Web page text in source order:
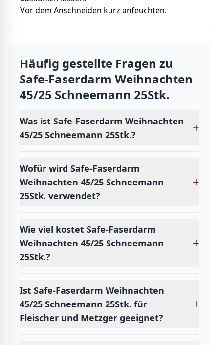
Vor dem Anschneiden kurz anfeuchten.
Häufig gestellte Fragen zu
Safe-Faserdarm Weihnachten
45/25 Schneemann 25Stk.
Was ist Safe-Faserdarm Weihnachten
45/25 Schneemann 25Stk.?
+
Wofür wird Safe-Faserdarm
Weihnachten 45/25 Schneemann
25Stk. verwendet?
+
Wie viel kostet Safe-Faserdarm
Weihnachten 45/25 Schneemann
25Stk.?
+
Ist Safe-Faserdarm Weihnachten
45/25 Schneemann 25Stk. für
Fleischer und Metzger geeignet?
+